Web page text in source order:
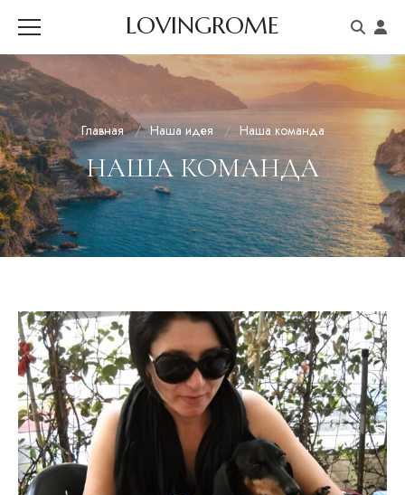
LOVINGROME
Главная Наша идея Наша команда
НАША КОМАНДА